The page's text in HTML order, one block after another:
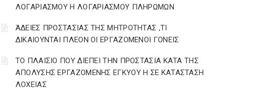
ΛΟΓΑΡΙΑΣΜΟΥ Η ΛΟΓΑΡΙΑΣΜΟΥ ΠΛΗΡΩΜΩΝ
ΆΔΕΙΕΣ ΠΡΟΣΤΑΣΙΑΣ ΤΗΣ ΜΗΤΡΟΤΗΤΑΣ ,ΤΙ
ΔΙΚΑΙΟΥΝΤΑΙ ΠΛΕΟΝ ΟΙ ΕΡΓΑΖΟΜΕΝΟΙ ΓΟΝΕΙΣ
ΤΟ ΠΛΑΙΣΙΟ ΠΟΥ ΔΙΕΠΕΙ ΤΗΝ ΠΡΟΣΤΑΣΙΑ ΚΑΤΑ ΤΗΣ
ΑΠΟΛΥΣΗΣ ΕΡΓΑΖΟΜΕΝΗΣ ΕΓΚΥΟΥ Η ΣΕ ΚΑΤΑΣΤΑΣΗ
ΛΟΧΕΙΑΣ